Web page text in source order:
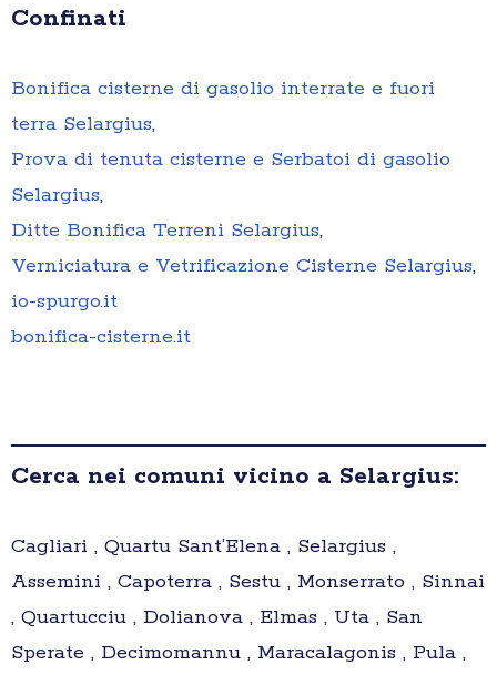
Confinati
Bonifica cisterne di gasolio interrate e fuori
terra Selargius,
Prova di tenuta cisterne e Serbatoi di gasolio
Selargius,
Ditte Bonifica Terreni Selargius,
Verniciatura e Vetrificazione Cisterne Selargius,
io-spurgo.it
bonifica-cisterne.it
Cerca nei comuni vicino a Selargius:
Cagliari , Quartu Sant’Elena , Selargius ,
Assemini , Capoterra , Sestu , Monserrato , Sinnai
, Quartucciu , Dolianova , Elmas , Uta , San
Sperate , Decimomannu , Maracalagonis , Pula ,